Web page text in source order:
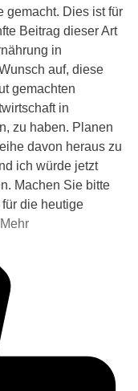
gemacht. Dies ist für
Beitrag dieser Art
in
auf, diese
gemachten
in
zu haben. Planen
davon heraus zu
ich würde jetzt
Machen Sie bitte
die heutige
Mehr